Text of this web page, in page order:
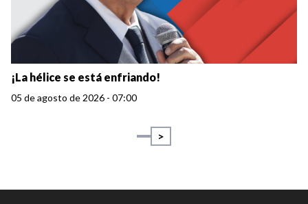
¡La hélice se está enfriando!
05 de agosto de 2026 - 07:00
>